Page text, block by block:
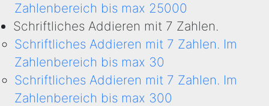
Zahlenbereich bis max 25000
Schriftliches Addieren mit 7 Zahlen.
Schriftliches Addieren mit 7 Zahlen. Im
Zahlenbereich bis max 30
Schriftliches Addieren mit 7 Zahlen. Im
Zahlenbereich bis max 300